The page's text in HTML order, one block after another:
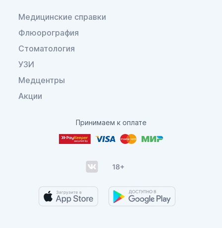
Медицинские справки
Флюорография
Стоматология
УЗИ
Медцентры
Акции
Принимаем к оплате